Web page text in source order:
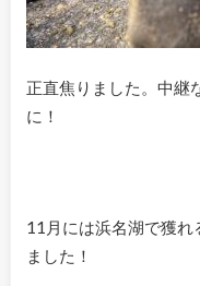
正直焦りました。中継
に！
11月には浜名湖で獲れ
ました！